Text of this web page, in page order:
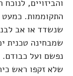
והביזויים, לנוכח
התקוממות. כמעט
שנשדד או אב
שמבחינה טכנית
נפשם ועל כבודם.
שלא זקפו ראש